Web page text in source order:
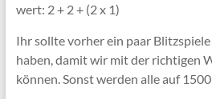
wert: 2 + 2 + (2 x 1)
Ihr sollte vorher ein paar
haben, damit wir mit der richtigen
können. Sonst werden alle auf